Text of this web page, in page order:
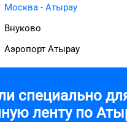
Москва - Атырау
Внуково
Аэропорт Атырау
специально
ленту по